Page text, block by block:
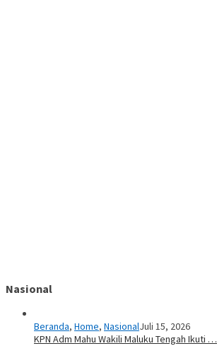
Nasional
Beranda, Home, NasionalJuli 15, 2026
KPN Adm Mahu Wakili Maluku Tengah Ikuti …